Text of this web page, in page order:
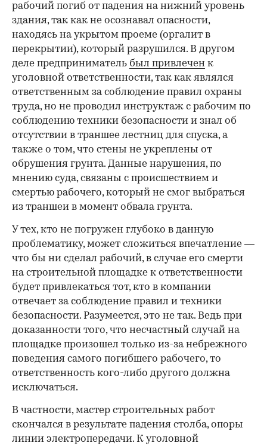
рабочий погиб от падения на нижний уровень
здания, так как не осознавал опасности,
находясь на укрытом проеме (оргалит в
перекрытии), который разрушился. В другом
деле предприниматель был привлечен к
уголовной ответственности, так как являлся
ответственным за соблюдение правил охраны
труда, но не проводил инструктаж с рабочим по
соблюдению техники безопасности и знал об
отсутствии в траншее лестниц для спуска, а
также о том, что стены не укреплены от
обрушения грунта. Данные нарушения, по
мнению суда, связаны с происшествием и
смертью рабочего, который не смог выбраться
из траншеи в момент обвала грунта.
У тех, кто не погружен глубоко в данную
проблематику, может сложиться впечатление —
что бы ни сделал рабочий, в случае его смерти
на строительной площадке к ответственности
будет привлекаться тот, кто в компании
отвечает за соблюдение правил и техники
безопасности. Разумеется, это не так. Ведь при
доказанности того, что несчастный случай на
площадке произошел только из-за небрежного
поведения самого погибшего рабочего, то
ответственность кого-либо другого должна
исключаться.
В частности, мастер строительных работ
скончался в результате падения столба, опоры
линии электропередачи. К уголовной